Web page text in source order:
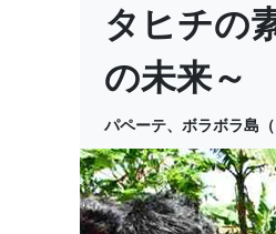
タヒチの
の未来～
パペーテ、ボラボラ島（